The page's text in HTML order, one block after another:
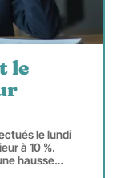
le
le lundi
à 10 %.
hausse…